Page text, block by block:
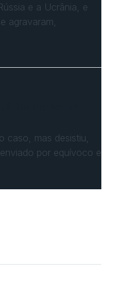
e a Ucrânia, e
agravaram,
caso, mas desistiu,
por equívoco e